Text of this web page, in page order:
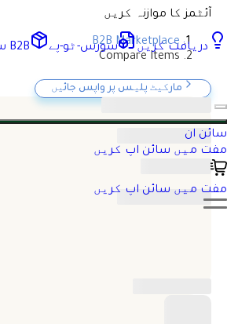
دریافت کریں سورس-ٹو-پے B2B سیلز
سائن ان
مفت میں سائن اپ کریں
مفت میں سائن اپ کریں
آئٹمز کا موازنہ کریں
B2B Marketplace
Compare Items
مارکیٹ پلیس پر واپس جائیں